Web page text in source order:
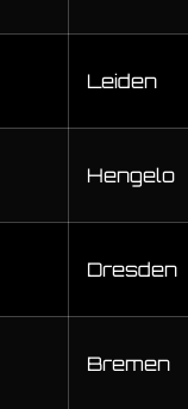
Leiden
Hengelo
Dresden
Bremen